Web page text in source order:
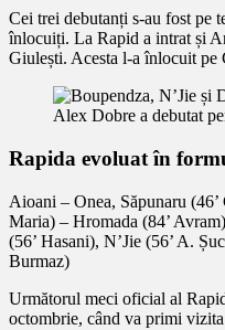
Cei trei debutanți s-au fost pe
înlocuiți. La Rapid a intrat și
Giulești. Acesta l-a înlocuit
Alex Dobre a debutat
Rapida evoluat în
Aioani – Onea, Săpunaru
Maria) – Hromada (84’
(56’ Hasani), N’Jie (56’ A.
Burmaz)
Următorul meci oficial al
octombrie, când va primi